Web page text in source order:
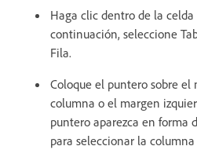
Haga clic dentro de la
continuación, seleccione
Fila.
Coloque el puntero sobre el
columna o el margen
puntero aparezca en forma
para seleccionar la